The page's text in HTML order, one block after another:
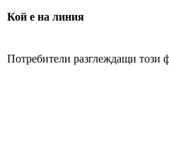
Кой е на линия
Потребители разглеждащи този